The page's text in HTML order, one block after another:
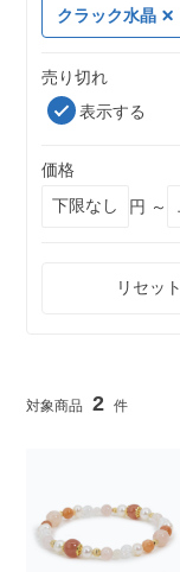
クラック水晶
売り切れ
表示する
価格
円 ～
リセット
2